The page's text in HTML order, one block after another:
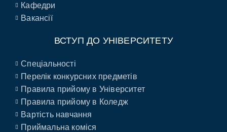
Кафедри
Вакансії
ВСТУП ДО УНІВЕРСИТЕТУ
Спеціальності
Перелік конкурсних предметів
Правила прийому в Університет
Правила прийому в Коледж
Вартість навчання
Приймальна коміся